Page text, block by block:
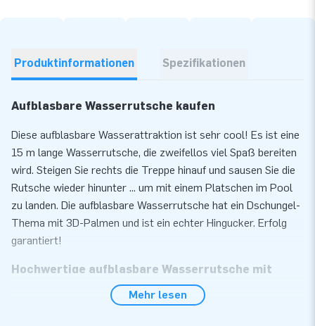
Produktinformationen Spezifikationen
Aufblasbare Wasserrutsche kaufen
Diese aufblasbare Wasserattraktion ist sehr cool! Es ist eine
15 m lange Wasserrutsche, die zweifellos viel Spaß bereiten
wird. Steigen Sie rechts die Treppe hinauf und sausen Sie die
Rutsche wieder hinunter ... um mit einem Platschen im Pool
zu landen. Die aufblasbare Wasserrutsche hat ein Dschungel-
Thema mit 3D-Palmen und ist ein echter Hingucker. Erfolg
garantiert!
Hochwertige aufblasbare Wasserrutsche mit
Mehr lesen